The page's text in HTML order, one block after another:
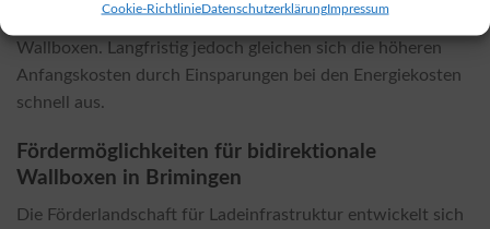
Cookie-RichtlinieDatenschutzerklärungImpressum
Installationskosten etwas höher als bei herkömmlichen
Wallboxen. Langfristig jedoch gleichen sich die höheren
Anfangskosten durch Einsparungen bei den Energiekosten
schnell aus.
Fördermöglichkeiten für bidirektionale
Wallboxen in Brimingen
Die Förderlandschaft für Ladeinfrastruktur entwickelt sich